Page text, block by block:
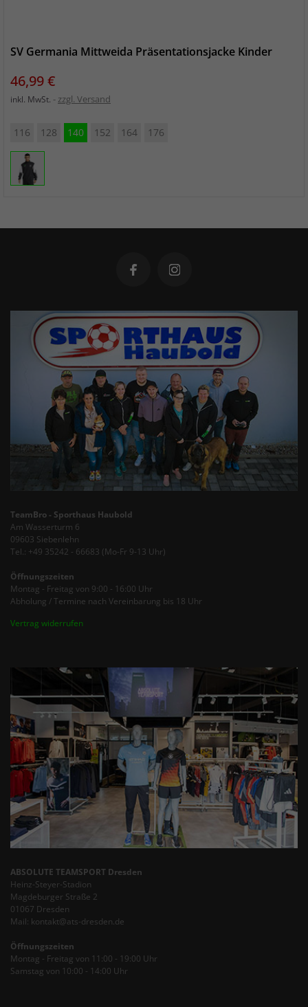
SV Germania Mittweida Präsentationsjacke Kinder
Preis
46,99 €
inkl. MwSt. zzgl. Versand
116 128 140 152 164 176
TeamBro - Sporthaus Haubold
Am Wasserturm 6
09603 Siebenlehn
Tel.: +49 35242 - 66683 (Mo-Fr 9-13 Uhr)
Öffnungszeiten
Montag - Freitag von 9:00 - 16:00 Uhr
Abholung / Termine nach Vereinbarung bis 18 Uhr
Vertrag widerrufen
ABSOLUTE TEAMSPORT Dresden
Heinz-Steyer-Stadion
Magdeburger Straße 2
01067 Dresden
Mail: kontakt@ats-dresden.de
Öffnungszeiten
Montag - Freitag von 11:00 - 19:00 Uhr
Samstag von 10:00 - 14:00 Uhr